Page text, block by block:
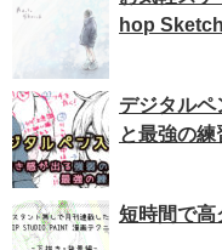
hop
デジタルペ
と最強の練
短時間で高